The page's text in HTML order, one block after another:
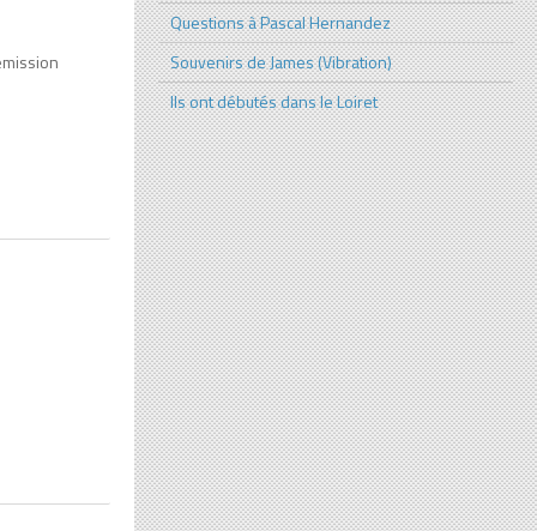
Questions à Pascal Hernandez
Souvenirs de James (Vibration)
Ils ont débutés dans le Loiret